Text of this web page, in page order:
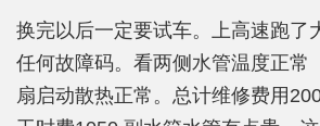
换完以后一定要试车。上高速跑了
任何故障码。看两侧水管温度正常
扇启动散热正常。总计维修费用